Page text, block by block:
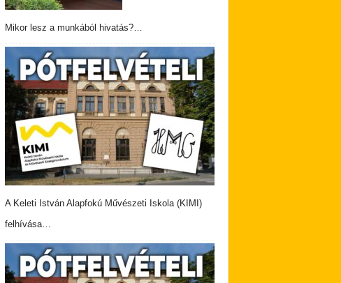
Mikor lesz a munkából hivatás?…
A Keleti István Alapfokú Művészeti Iskola (KIMI)
felhívása…